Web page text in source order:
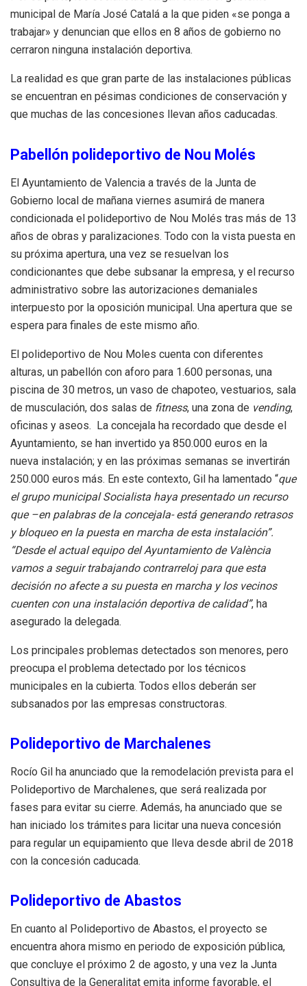
municipal de María José Catalá a la que piden «se ponga a
trabajar» y denuncian que ellos en 8 años de gobierno no
cerraron ninguna instalación deportiva.
La realidad es que gran parte de las instalaciones públicas
se encuentran en pésimas condiciones de conservación y
que muchas de las concesiones llevan años caducadas.
Pabellón polideportivo de Nou Molés
El Ayuntamiento de Valencia a través de la Junta de
Gobierno local de mañana viernes asumirá de manera
condicionada el polideportivo de Nou Molés tras más de 13
años de obras y paralizaciones. Todo con la vista puesta en
su próxima apertura, una vez se resuelvan los
condicionantes que debe subsanar la empresa, y el recurso
administrativo sobre las autorizaciones demaniales
interpuesto por la oposición municipal. Una apertura que se
espera para finales de este mismo año.
El polideportivo de Nou Moles cuenta con diferentes
alturas, un pabellón con aforo para 1.600 personas, una
piscina de 30 metros, un vaso de chapoteo, vestuarios, sala
de musculación, dos salas de fitness, una zona de vending,
oficinas y aseos. La concejala ha recordado que desde el
Ayuntamiento, se han invertido ya 850.000 euros en la
nueva instalación; y en las próximas semanas se invertirán
250.000 euros más. En este contexto, Gil ha lamentado “que
el grupo municipal Socialista haya presentado un recurso
que –en palabras de la concejala- está generando retrasos
y bloqueo en la puesta en marcha de esta instalación”.
“Desde el actual equipo del Ayuntamiento de València
vamos a seguir trabajando contrarreloj para que esta
decisión no afecte a su puesta en marcha y los vecinos
cuenten con una instalación deportiva de calidad”, ha
asegurado la delegada.
Los principales problemas detectados son menores, pero
preocupa el problema detectado por los técnicos
municipales en la cubierta. Todos ellos deberán ser
subsanados por las empresas constructoras.
Polideportivo de Marchalenes
Rocío Gil ha anunciado que la remodelación prevista para el
Polideportivo de Marchalenes, que será realizada por
fases para evitar su cierre. Además, ha anunciado que se
han iniciado los trámites para licitar una nueva concesión
para regular un equipamiento que lleva desde abril de 2018
con la concesión caducada.
Polideportivo de Abastos
En cuanto al Polideportivo de Abastos, el proyecto se
encuentra ahora mismo en periodo de exposición pública,
que concluye el próximo 2 de agosto, y una vez la Junta
Consultiva de la Generalitat emita informe favorable, el